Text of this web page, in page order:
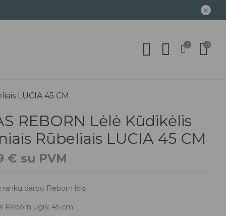
2 0
LUCIA 45 CM
REBORN Lėlė Kūdikėlis
Rūbeliais LUCIA 45 CM
€ su PVM
rankų darbo Reborn lėlė
Reborn ūgis: 45 cm.